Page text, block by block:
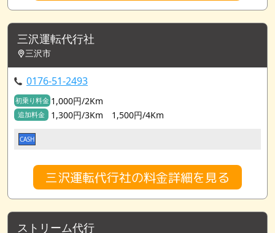
三沢運転代行社
三沢市
0176-51-2493
初乗り料金 1,000円/2Km
追加料金 1,300円/3Km 1,500円/4Km
CASH
三沢運転代行社の料金詳細を見る
ストリーム代行